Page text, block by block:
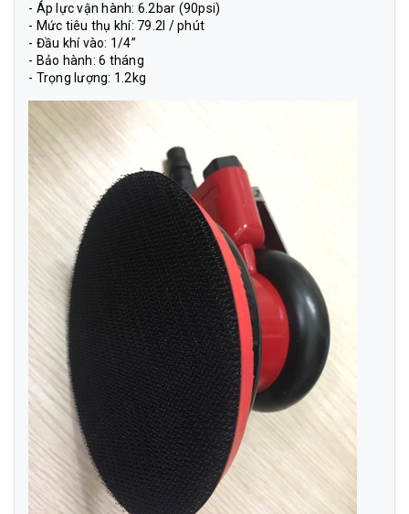
- Áp lực vận hành: 6.2bar (90psi)
- Mức tiêu thụ khí: 79.2l / phút
- Đầu khí vào: 1/4”
- Bảo hành: 6 tháng
- Trọng lượng: 1.2kg